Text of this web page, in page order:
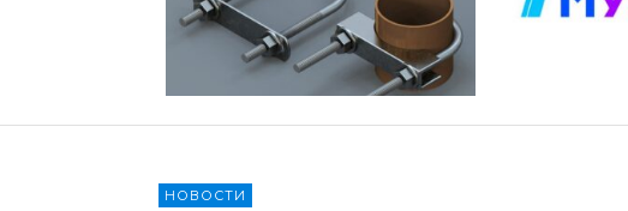
НОВОСТИ